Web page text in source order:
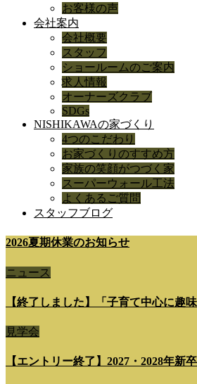
お客様の声
会社案内
会社概要
スタッフ
ショールームのご案内
求人情報
オーナーズクラブ
SDGs
NISHIKAWAの家づくり
4つのこだわり
お家づくりのすすめ方
家族の笑顔がつづく家
スーパーウォール工法
よくあるご質問
スタッフブログ
2026夏期休業のお知らせ
ニュース
【終了しました】「子育て中心に趣
見学会
【エントリー終了】2027・2028年新